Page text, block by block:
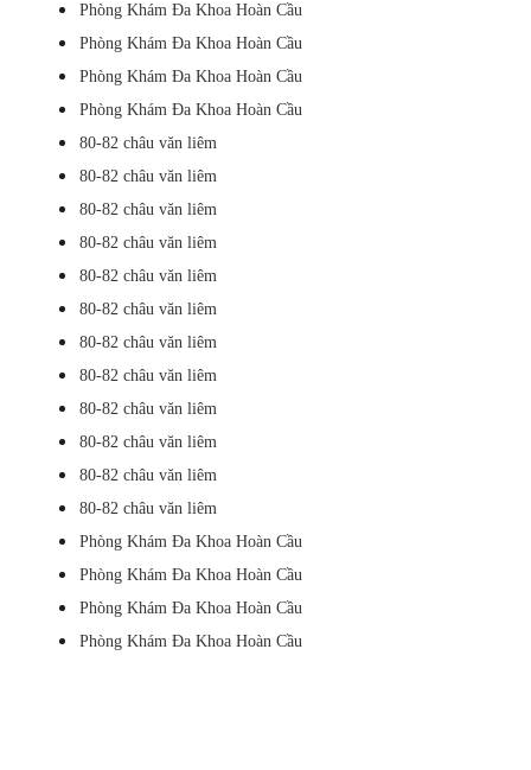
Phòng Khám Đa Khoa Hoàn Cầu
Phòng Khám Đa Khoa Hoàn Cầu
Phòng Khám Đa Khoa Hoàn Cầu
Phòng Khám Đa Khoa Hoàn Cầu
80-82 châu văn liêm
80-82 châu văn liêm
80-82 châu văn liêm
80-82 châu văn liêm
80-82 châu văn liêm
80-82 châu văn liêm
80-82 châu văn liêm
80-82 châu văn liêm
80-82 châu văn liêm
80-82 châu văn liêm
80-82 châu văn liêm
80-82 châu văn liêm
Phòng Khám Đa Khoa Hoàn Cầu
Phòng Khám Đa Khoa Hoàn Cầu
Phòng Khám Đa Khoa Hoàn Cầu
Phòng Khám Đa Khoa Hoàn Cầu